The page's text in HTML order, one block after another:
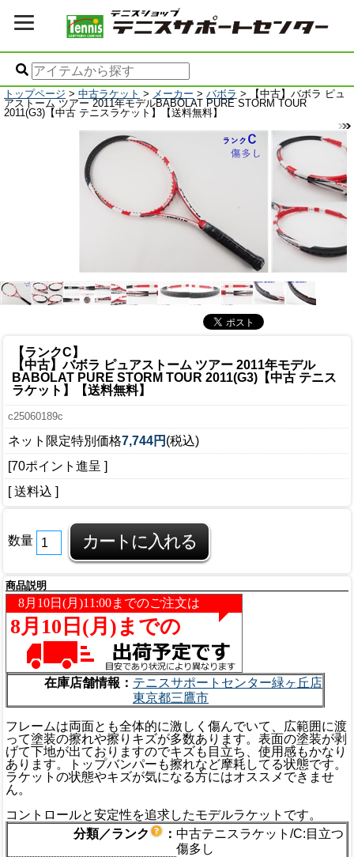
トップページ > 中古ラケット > メーカー > バボラ > 【中古】バボラ ピュ
アストーム ツアー 2011年モデルBABOLAT PURE STORM TOUR
2011(G3)【中古 テニスラケット】【送料無料】
【ランクC】
【中古】バボラ ピュアストーム ツアー 2011年モデル
BABOLAT PURE STORM TOUR 2011(G3)【中古 テニス
ラケット】【送料無料】
c25060189c
ネット限定特別価格7,744円 (税込)
[70ポイント進呈 ]
[ 送料込 ]
数量
商品説明
在庫店舗情報： テニスサポートセンター緑ヶ丘店
東京都三鷹市
フレームは両面とも全体的に激しく傷んでいて、広範囲に渡
って塗装の擦れや擦りキズが多数あります。表面の塗装が剥
げて下地が出ておりますのでキズも目立ち、使用感もかなり
あります。トップバンパーも擦れなど摩耗してる状態です。
ラケットの状態やキズが気になる方にはオススメできませ
ん。
コントロールと安定性を追求したモデルラケットです。
分類／ランク
： 中古テニスラケット/C:目立つ
傷多し